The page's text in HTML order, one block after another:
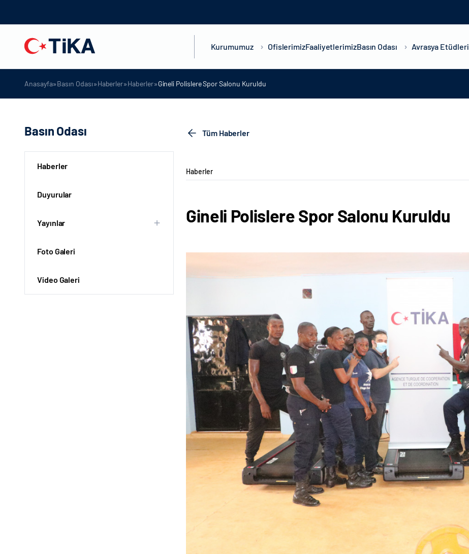
Kurumumuz OfislerimizFaaliyetlerimizBasın Odası Avrasya Etüdleri
Anasayfa»Basın Odası»Haberler»Haberler»Gineli Polislere Spor Salonu Kuruldu
Basın Odası
Haberler
Duyurular
Yayınlar
Foto Galeri
Video Galeri
Tüm Haberler
Haberler
Gineli Polislere Spor Salonu Kuruldu